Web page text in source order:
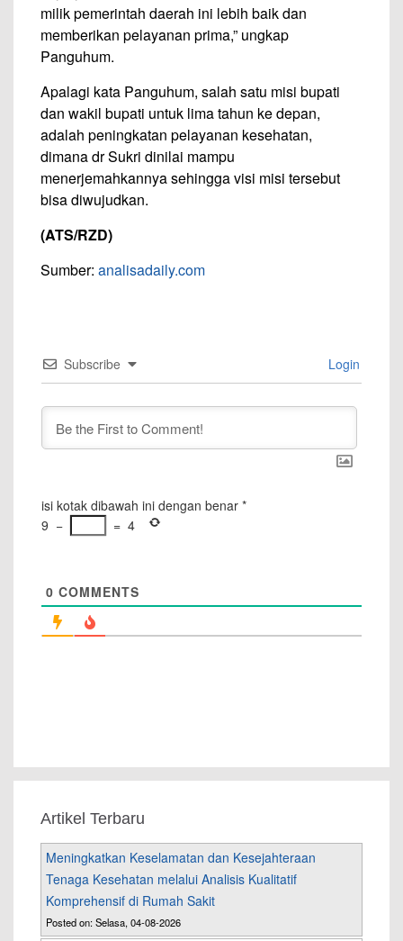
milik pemerintah daerah ini lebih baik dan
memberikan pelayanan prima,” ungkap
Panguhum.
Apalagi kata Panguhum, salah satu misi bupati
dan wakil bupati untuk lima tahun ke depan,
adalah peningkatan pelayanan kesehatan,
dimana dr Sukri dinilai mampu
menerjemahkannya sehingga visi misi tersebut
bisa diwujudkan.
(ATS/RZD)
Sumber: analisadaily.com
Subscribe Login
isi kotak dibawah ini dengan benar *
9 − = 4
0 COMMENTS
Artikel Terbaru
Meningkatkan Keselamatan dan Kesejahteraan
Tenaga Kesehatan melalui Analisis Kualitatif
Komprehensif di Rumah Sakit
Posted on: Selasa, 04-08-2026